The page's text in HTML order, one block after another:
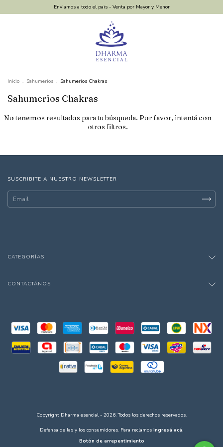
Enviamos a todo el pais - Venta por Mayor y Menor
Inicio . Sahumerios . Sahumerios Chakras
Sahumerios Chakras
No tenemos resultados para tu búsqueda. Por favor, intentá con
otros filtros.
SUSCRIBITE A NUESTRO NEWSLETTER
CATEGORÍAS
CONTACTÁNOS
Copyright Dharma esencial - 2026. Todos los derechos reservados.
Defensa de las y los consumidores. Para reclamos ingresá acá.
Botón de arrepentimiento